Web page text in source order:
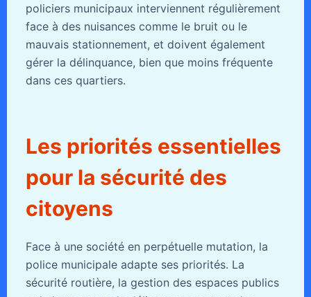
policiers municipaux interviennent régulièrement
face à des nuisances comme le bruit ou le
mauvais stationnement, et doivent également
gérer la délinquance, bien que moins fréquente
dans ces quartiers.
Les priorités essentielles
pour la sécurité des
citoyens
Face à une société en perpétuelle mutation, la
police municipale adapte ses priorités. La
sécurité routière, la gestion des espaces publics